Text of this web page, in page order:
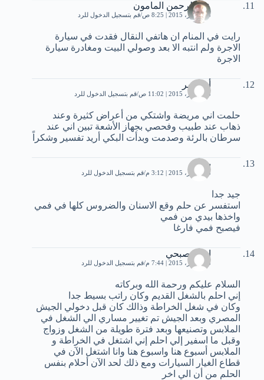
عبد الرحمن المامون
13 أكتوبر، 2015 | 8:25 ص قم بتسجيل الدخول للرد
رايت في المنام ان هاتفي النقال فقدت في سيارة
الاجرة ولم انتبه الا بعد وصولي البيت ومغادرة سيارة
الاجرة
أم ياسر
13 أكتوبر، 2015 | 11:02 ص قم بتسجيل الدخول للرد
حلمت اني مريضة واشتكي من أعراض كثيرة وعند
ذهاب عند طبيب وفحصي بجهاز الأشعة تبين اني عند
سرطان بالرئة وصدمت وبدأت البكي أريد تفسير وشكراً
بشير
13 أكتوبر، 2015 | 3:12 م قم بتسجيل الدخول للرد
جيد جدا
استفسر عن حلم وقع الاسنان والضروس كلها في فمي
واخذها بيدي من فمي
فيصبح فمي فارغا
احمد صبحي
13 أكتوبر، 2015 | 7:44 م قم بتسجيل الدخول للرد
السلام عليكم ورحمة الله وبركاته
إني احلم بالشغل القديم وكان راتب بسيط جدا
وكان في شغل الخراطة وذالك كان قبل دخولي الجيش
المصري وبعد الجيش تم تغيير مساري الي الشغل في
الملابس وتصنيعها وبعد فترة طويلة من الشغل وزواج
وقبل ما اسفير إلي احلم إني اشتغل في الخراطة و
الملابس أسبوع هنا واسبوع هنا وانا اشتغل الآن في
قطاع الغيار السيارات ومع ذلك لحد الآن أحلام بنفس
الحلم من أن الي اخر